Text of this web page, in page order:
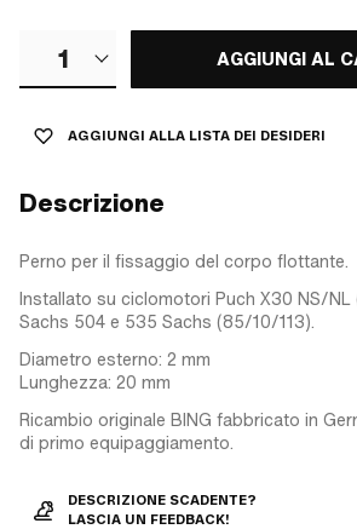
1 AGGIUNGI AL
AGGIUNGI ALLA LISTA DEI DESIDERI
Descrizione
Perno per il fissaggio del corpo flottante.
Installato su ciclomotori Puch X30 NS/
Sachs 504 e 535 Sachs (85/10/113).
Diametro esterno: 2 mm
Lunghezza: 20 mm
Ricambio originale BING fabbricato in
di primo equipaggiamento.
DESCRIZIONE SCADENTE?
LASCIA UN FEEDBACK!